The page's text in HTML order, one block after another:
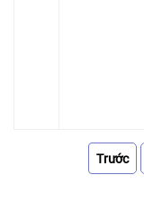
Trước